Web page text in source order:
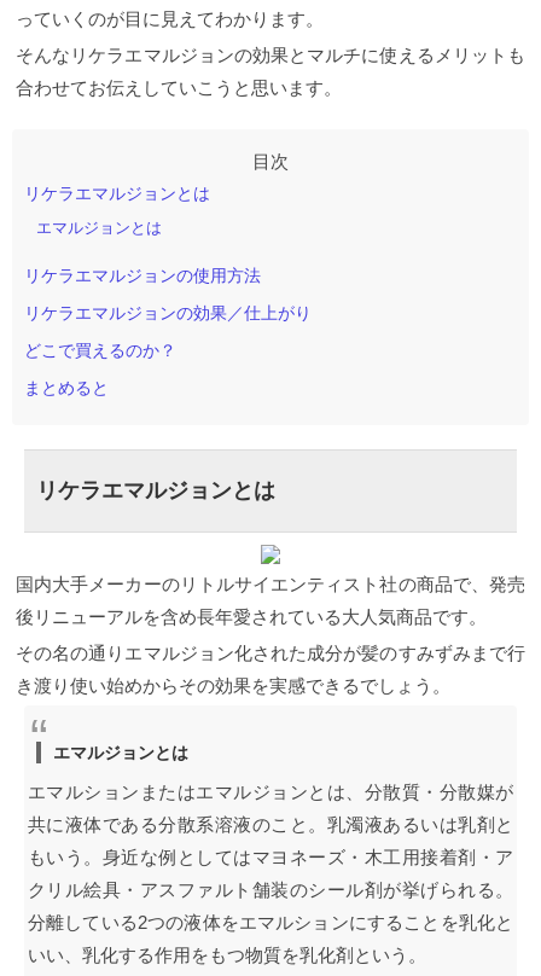
っていくのが目に見えてわかります。
そんなリケラエマルジョンの効果とマルチに使えるメリットも
合わせてお伝えしていこうと思います。
リケラエマルジョンとは
エマルジョンとは
リケラエマルジョンの使用方法
リケラエマルジョンの効果／仕上がり
どこで買えるのか？
まとめると
リケラエマルジョンとは
国内大手メーカーのリトルサイエンティスト社の商品で、発売
後リニューアルを含め長年愛されている大人気商品です。
その名の通りエマルジョン化された成分が髪のすみずみまで行
き渡り使い始めからその効果を実感できるでしょう。
エマルジョンとは
エマルションまたはエマルジョンとは、分散質・分散媒が
共に液体である分散系溶液のこと。乳濁液あるいは乳剤と
もいう。身近な例としてはマヨネーズ・木工用接着剤・ア
クリル絵具・アスファルト舗装のシール剤が挙げられる。
分離している2つの液体をエマルションにすることを乳化と
いい、乳化する作用をもつ物質を乳化剤という。